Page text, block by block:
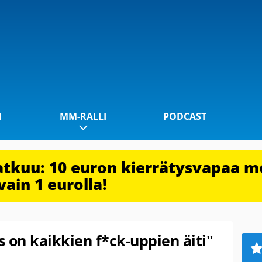
MM-RALLI PODCAST
10 euron kierrätysvapaa
1 eurolla!
on kaikkien f*ck-uppien äiti"